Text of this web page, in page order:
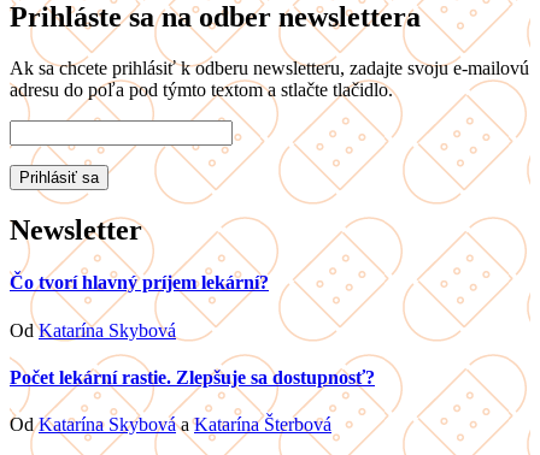
Prihláste sa na odber newslettera
Ak sa chcete prihlásiť k odberu newsletteru, zadajte svoju e-mailovú
adresu do poľa pod týmto textom a stlačte tlačidlo.
Newsletter
Čo tvorí hlavný príjem lekární?
OdKatarína Skybová
Počet lekární rastie. Zlepšuje sa dostupnosť?
OdKatarína SkybováaKatarína Šterbová